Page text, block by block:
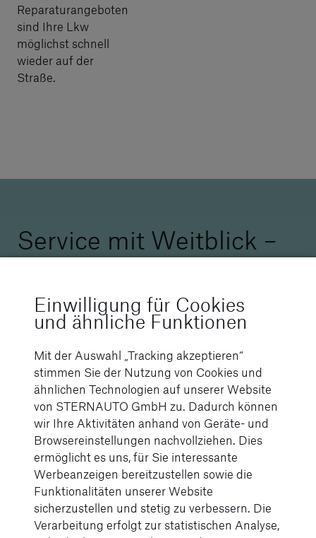
Reparaturangeboten
sind Ihre Lkw
möglichst schnell
wieder auf der
Straße.
Service mit Weitblick –
Planbare Kosten durch
planbaren Tausch.
Mögliche Kosteneinsparung
bei Motoren und Getriebe, da
Einwilligung für Cookies
und ähnliche Funktionen
Mit der Auswahl „Tracking akzeptieren“
stimmen Sie der Nutzung von Cookies und
ähnlichen Technologien auf unserer Website
von STERNAUTO GmbH zu. Dadurch können
wir Ihre Aktivitäten anhand von Geräte- und
Browsereinstellungen nachvollziehen. Dies
ermöglicht es uns, für Sie interessante
Werbeanzeigen bereitzustellen sowie die
Funktionalitäten unserer Website
sicherzustellen und stetig zu verbessern. Die
Verarbeitung erfolgt zur statistischen Analyse,